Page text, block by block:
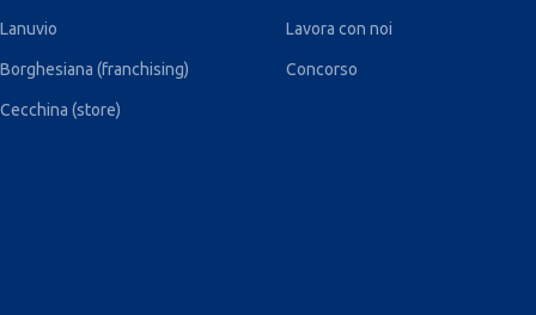
Lanuvio
Borghesiana (franchising)
Cecchina (store)
Lavora con noi
Concorso